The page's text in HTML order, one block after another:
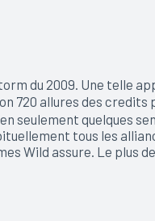
du 2009. Une telle
allures des
seulement quelques
tous les
Wild assure. Le plus